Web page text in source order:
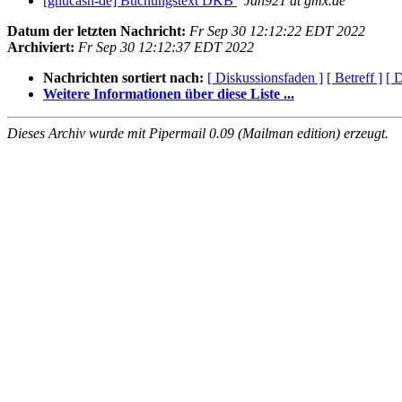
Datum der letzten Nachricht: Fr Sep 30 12:12:22 EDT 2022
Archiviert: Fr Sep 30 12:12:37 EDT 2022
Nachrichten sortiert nach: [ Diskussionsfaden ] [ Betreff ] [
Weitere Informationen über diese Liste ...
Dieses Archiv wurde mit Pipermail 0.09 (Mailman edition) erzeugt.